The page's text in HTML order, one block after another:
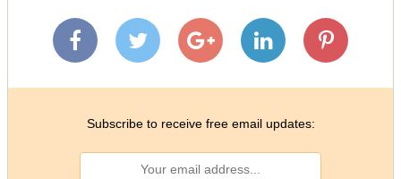
Subscribe to receive free email updates: